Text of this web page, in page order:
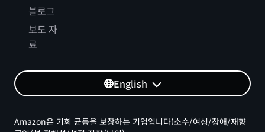
블로그
보도 자
료
English
Amazon은 기회 균등을 보장하는 기업입니다(소수/여성/장애/재향